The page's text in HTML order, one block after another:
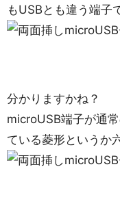
もUSBとも違う端子
分かりますかね？
microUSB端子が通
ている菱形というか